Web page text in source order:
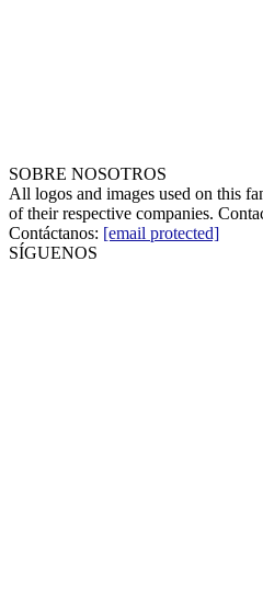
SOBRE NOSOTROS
All logos and images used on this
of their respective companies.
Contáctanos: [email protected]
SÍGUENOS